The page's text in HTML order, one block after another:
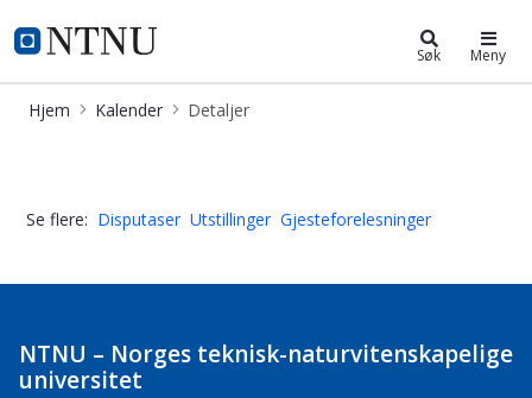
NTNU Hjemmeside
Kalender Søk Meny
Hjem Kalender Detaljer
Se flere: Disputaser Utstillinger Gjesteforelesninger
NTNU – Norges teknisk-naturvitenskapelige
universitet